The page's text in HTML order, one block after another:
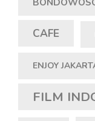
CAFE
ENJOY
FILM